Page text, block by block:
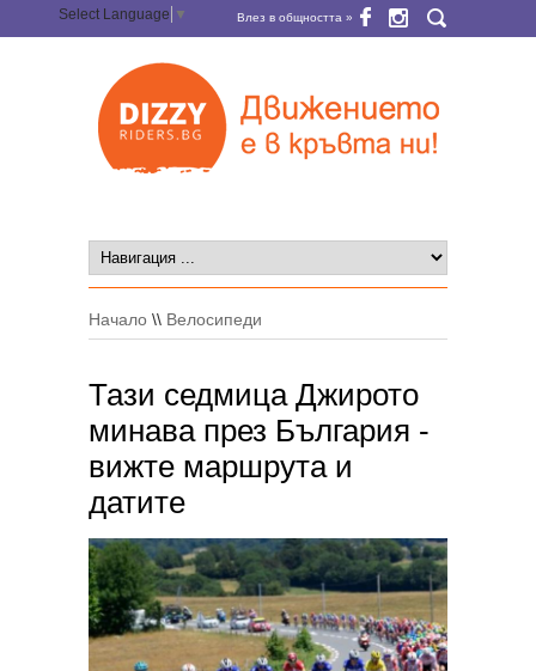
Select Language ▼ Влез в общността »
Начало \\ Велосипеди
Тази седмица Джирото
минава през България -
вижте маршрута и
датите